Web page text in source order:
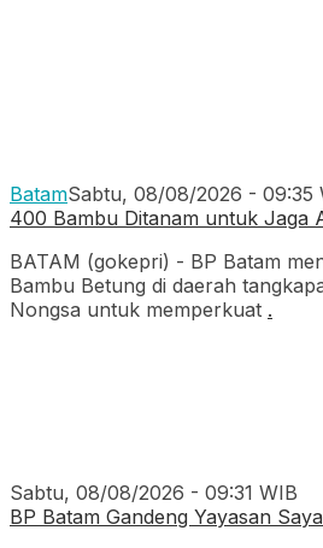
BatamSabtu, 08/08/2026 - 09:35
400 Bambu Ditanam untuk Jaga
BATAM (gokepri) - BP Batam
Bambu Betung di daerah
Nongsa untuk memperkuat .
Sabtu, 08/08/2026 - 09:31 WIB
BP Batam Gandeng Yayasan